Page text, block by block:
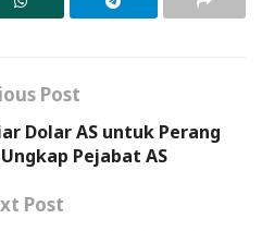
Post
Dolar AS untuk Perang
Pejabat AS
Post